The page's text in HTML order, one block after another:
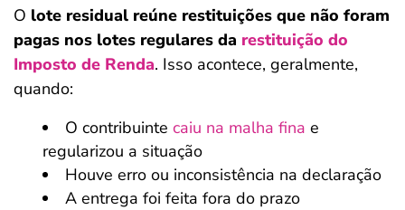
O lote residual reúne restituições que não foram
pagas nos lotes regulares da restituição do
Imposto de Renda. Isso acontece, geralmente,
quando:
O contribuinte caiu na malha fina e
regularizou a situação
Houve erro ou inconsistência na declaração
A entrega foi feita fora do prazo